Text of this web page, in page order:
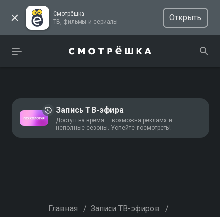
Смотрёшка
ТВ, фильмы и сериалы
Открыть
Запись ТВ-эфира
Доступ на время — возможна реклама и
неполные сезоны. Успейте посмотреть!
Главная / Записи ТВ-эфиров /